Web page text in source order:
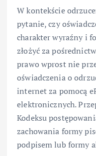
W kontekście
pytanie, czy
charakter wyraźny i
złożyć za
prawo wprost nie
oświadczenia o
internet za pomocą
elektronicznych.
Kodeksu
zachowania formy
podpisem lub formy